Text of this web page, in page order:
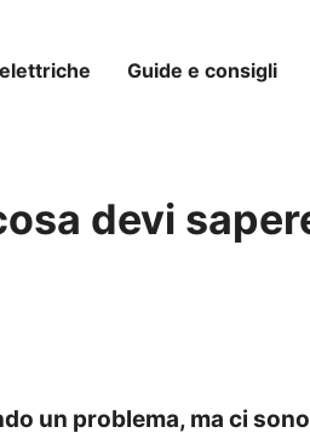
Guide e consigli
devi
un problema, ma ci